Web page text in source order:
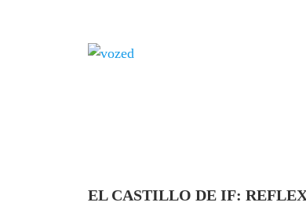
Tag: identidad
EL CASTILLO DE IF: